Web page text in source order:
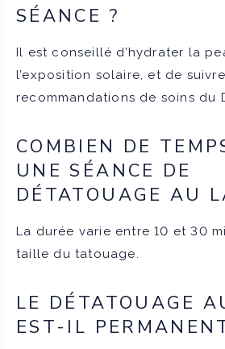
SÉANCE ?
Il est conseillé d’hydrater la
l’exposition solaire, et de
recommandations de soins du
COMBIEN DE
UNE SÉANCE DE
DÉTATOUAGE AU
La durée varie entre 10 et 30
taille du tatouage.
LE DÉTATOUAGE
EST-IL